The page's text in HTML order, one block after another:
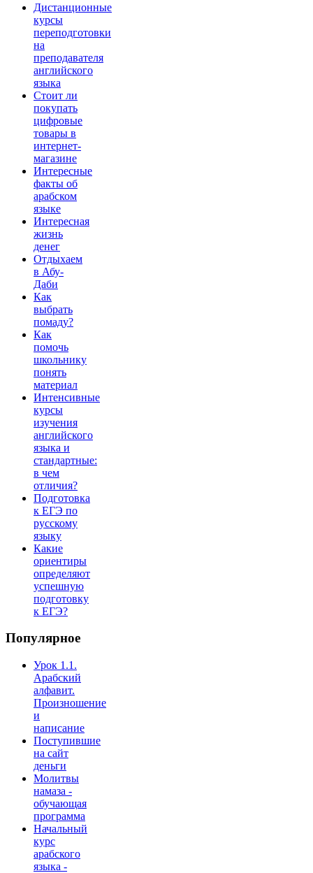
Дистанционные
курсы
переподготовки
на
преподавателя
английского
языка
Стоит ли
покупать
цифровые
товары в
интернет-
магазине
Интересные
факты об
арабском
языке
Интересная
жизнь
денег
Отдыхаем
в Абу-
Даби
Как
выбрать
помаду?
Как
помочь
школьнику
понять
материал
Интенсивные
курсы
изучения
английского
языка и
стандартные:
в чем
отличия?
Подготовка
к ЕГЭ по
русскому
языку
Какие
ориентиры
определяют
успешную
подготовку
к ЕГЭ?
Популярное
Урок 1.1.
Арабский
алфавит.
Произношение
и
написание
Поступившие
на сайт
деньги
Молитвы
намаза -
обучающая
программа
Начальный
курс
арабского
языка -